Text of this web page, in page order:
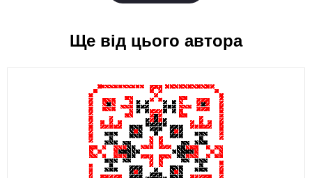
Ще від цього автора